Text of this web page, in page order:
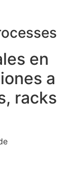
en
a
racks